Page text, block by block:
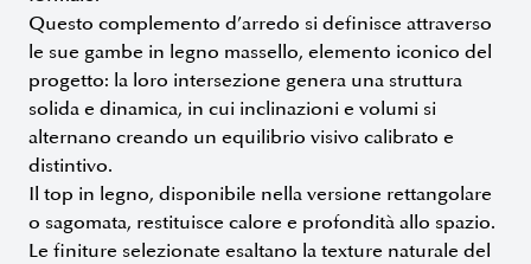
Questo complemento d’arredo si definisce attraverso
le sue gambe in legno massello, elemento iconico del
progetto: la loro intersezione genera una struttura
solida e dinamica, in cui inclinazioni e volumi si
alternano creando un equilibrio visivo calibrato e
distintivo.
Il top in legno, disponibile nella versione rettangolare
o sagomata, restituisce calore e profondità allo spazio.
Le finiture selezionate esaltano la texture naturale del